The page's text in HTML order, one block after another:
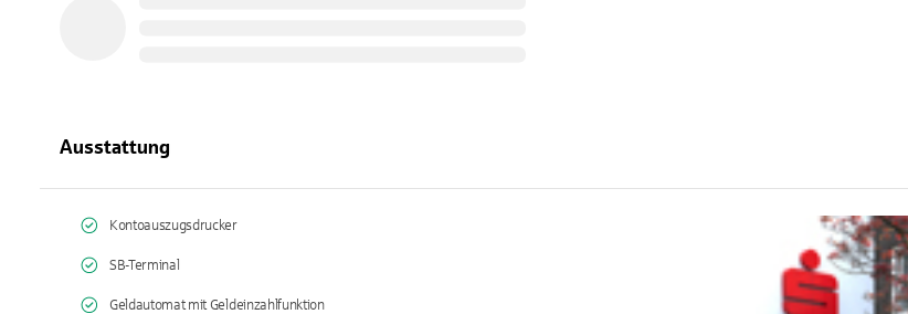
Ausstattung
Kontoauszugsdrucker
SB-Terminal
Geldautomat mit Geldeinzahlfunktion